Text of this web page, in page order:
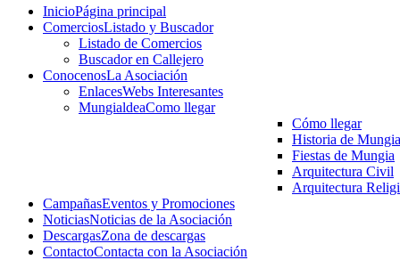
InicioPágina principal
ComerciosListado y Buscador
Listado de Comercios
Buscador en Callejero
ConocenosLa Asociación
EnlacesWebs Interesantes
MungialdeaComo llegar
Cómo llegar
Historia de Mungia
Fiestas de Mungia
Arquitectura Civil
Arquitectura
CampañasEventos y Promociones
NoticiasNoticias de la Asociación
DescargasZona de descargas
ContactoContacta con la Asociación